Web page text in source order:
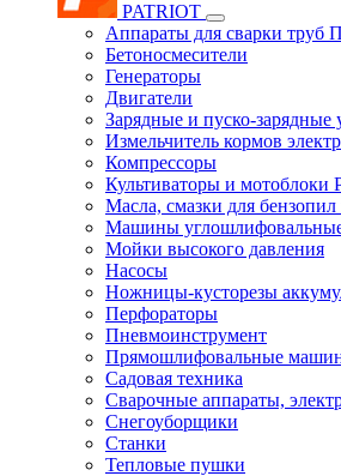
PATRIOT
Аппараты для сварки труб
Бетоносмесители
Генераторы
Двигатели
Зарядные и пуско-зарядные
Измельчитель кормов
Компрессоры
Культиваторы и мотоблоки
Масла, смазки для бензопил
Машины
Мойки высокого давления
Насосы
Ножницы-кусторезы
Перфораторы
Пневмоинструмент
Прямошлифовальные
Садовая техника
Сварочные аппараты,
Снегоуборщики
Станки
Тепловые пушки